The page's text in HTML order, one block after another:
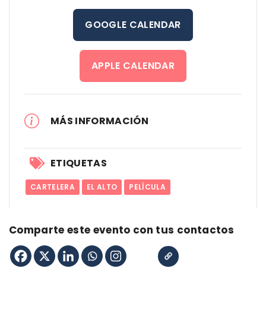
GOOGLE CALENDAR
APPLE CALENDAR
MÁS INFORMACIÓN
ETIQUETAS
CARTELERA EL ALTO PELÍCULA
Comparte este evento con tus contactos